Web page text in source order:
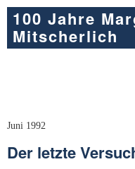
100 Jahre
Mitscherlich
Juni 1992
Der letzte